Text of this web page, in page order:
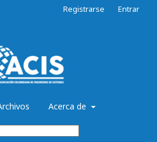
Acerca de
Registrarse Entrar